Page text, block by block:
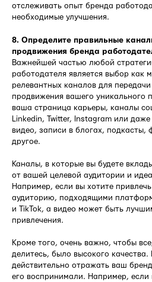
отслеживать опыт бренда
необходимые улучшения.
8. Определите правильные
продвижения бренда
Важнейшей частью любой
работодателя является выбор как
релевантных каналов для
продвижения вашего уникального
ваша страница карьеры, каналы
Linkedin, Twitter, Instagram или
видео, записи в блогах, подкасты,
другое.
Каналы, в которые вы будете
от вашей целевой аудитории и
Например, если вы хотите
аудиторию, подходящими
и TikTok, а видео может быть
привлечения.
Кроме того, очень важно, чтобы
делитесь, было высокого
действительно отражать ваш
его воспринимали. Например, если